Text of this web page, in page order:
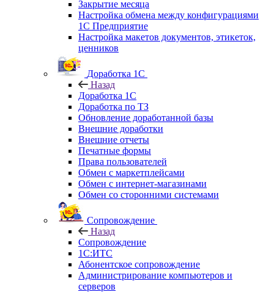
Закрытие месяца
Настройка обмена между конфигурациями
1С Предприятие
Настройка макетов документов, этикеток,
ценников
Доработка 1С
Назад
Доработка 1С
Доработка по ТЗ
Обновление доработанной базы
Внешние доработки
Внешние отчеты
Печатные формы
Права пользователей
Обмен с маркетплейсами
Обмен с интернет-магазинами
Обмен со сторонними системами
Сопровождение
Назад
Сопровождение
1C:ИТС
Абонентское сопровождение
Администрирование компьютеров и
серверов